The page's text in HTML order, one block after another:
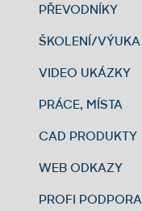
PŘEVODNÍKY
ŠKOLENÍ/VÝUKA
VIDEO UKÁZKY
PRÁCE, MÍSTA
CAD PRODUKTY
WEB ODKAZY
PROFI PODPORA